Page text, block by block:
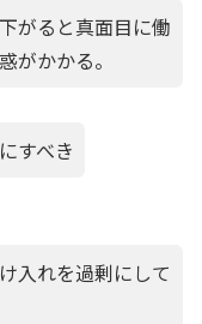
がると真面目に働
がかかる。
すべき
入れを過剰にして